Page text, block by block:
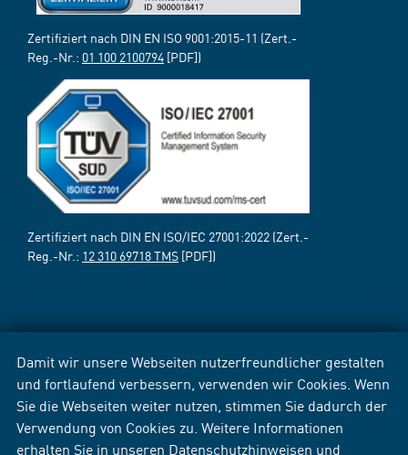
Damit wir unsere Webseiten nutzerfreundlicher gestalten
und fortlaufend verbessern, verwenden wir Cookies. Wenn
Sie die Webseiten weiter nutzen, stimmen Sie dadurch der
Verwendung von Cookies zu. Weitere Informationen
erhalten Sie in unseren Datenschutzhinweisen und
Zertifiziert nach DIN EN ISO 9001:2015-11 (Zert.-
Reg.-Nr.: 01 100 2100794 [PDF])
Zertifiziert nach DIN EN ISO/IEC 27001:2022 (Zert.-
Reg.-Nr.: 12 310 69718 TMS [PDF])